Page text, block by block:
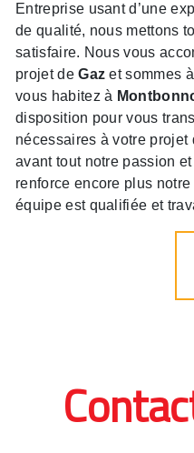
Entreprise usant d’une
de qualité, nous mettons
satisfaire. Nous vous
projet deGaz et sommes
vous habitez à
disposition pour vous
nécessaires à votre projet
avant tout notre passion
renforce encore plus
équipe est qualifiée et